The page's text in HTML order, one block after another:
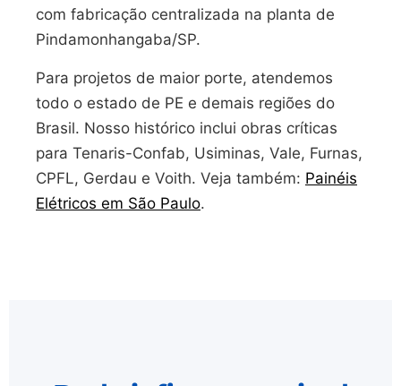
com fabricação centralizada na planta de
Pindamonhangaba/SP.
Para projetos de maior porte, atendemos
todo o estado de PE e demais regiões do
Brasil. Nosso histórico inclui obras críticas
para Tenaris-Confab, Usiminas, Vale, Furnas,
CPFL, Gerdau e Voith. Veja também: Painéis
Elétricos em São Paulo.